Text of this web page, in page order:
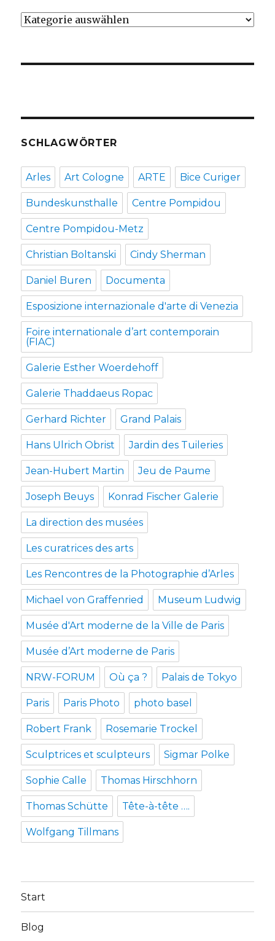
Kategorien
SCHLAGWÖRTER
Arles Art Cologne ARTE Bice Curiger
Bundeskunsthalle Centre Pompidou
Centre Pompidou-Metz
Christian Boltanski Cindy Sherman
Daniel Buren Documenta
Esposizione internazionale d'arte di Venezia
Foire internationale d’art contemporain
(FIAC)
Galerie Esther Woerdehoff
Galerie Thaddaeus Ropac
Gerhard Richter Grand Palais
Hans Ulrich Obrist Jardin des Tuileries
Jean-Hubert Martin Jeu de Paume
Joseph Beuys Konrad Fischer Galerie
La direction des musées
Les curatrices des arts
Les Rencontres de la Photographie d’Arles
Michael von Graffenried Museum Ludwig
Musée d'Art moderne de la Ville de Paris
Musée d’Art moderne de Paris
NRW-FORUM Où ça ? Palais de Tokyo
Paris Paris Photo photo basel
Robert Frank Rosemarie Trockel
Sculptrices et sculpteurs Sigmar Polke
Sophie Calle Thomas Hirschhorn
Thomas Schütte Tête-à-tête ….
Wolfgang Tillmans
Start
Blog